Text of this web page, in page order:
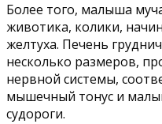
Более того, малыша
животика, колики,
желтуха. Печень
несколько размеров,
нервной системы,
мышечный тонус и
судороги.